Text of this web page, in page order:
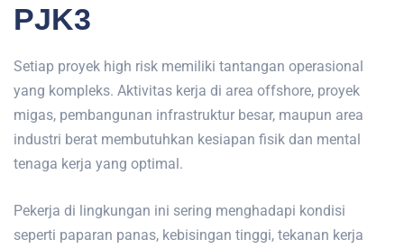
PJK3
Setiap proyek high risk memiliki tantangan operasional
yang kompleks. Aktivitas kerja di area offshore, proyek
migas, pembangunan infrastruktur besar, maupun area
industri berat membutuhkan kesiapan fisik dan mental
tenaga kerja yang optimal.
Pekerja di lingkungan ini sering menghadapi kondisi
seperti paparan panas, kebisingan tinggi, tekanan kerja